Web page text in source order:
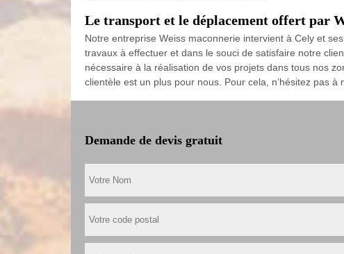
Le transport et le déplacement offert par
Notre entreprise Weiss maconnerie intervient à Cely et
travaux à effectuer et dans le souci de satisfaire notre
nécessaire à la réalisation de vos projets dans tous nos
clientèle est un plus pour nous. Pour cela, n’hésitez pas
Demande de devis gratuit